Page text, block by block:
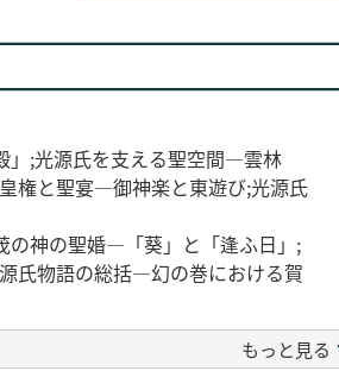
」;光源氏を支える聖空間—雲林
権と聖宴—御神楽と東遊び;光源氏
神の聖婚—「葵」と「逢ふ日」;
氏物語の総括—幻の巻における賀
もっと見る